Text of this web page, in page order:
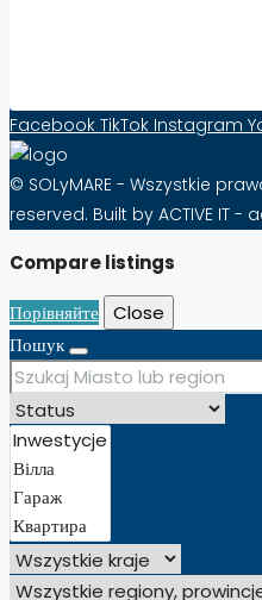
Facebook TikTok Instagram
© SOLyMARE - Wszystkie
reserved. Built by ACTIVE IT
Compare listings
Порівняйте
Close
Пошук